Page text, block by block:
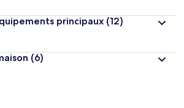
principaux (12)
(6)